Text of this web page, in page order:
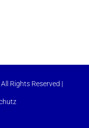
Rights Reserved |